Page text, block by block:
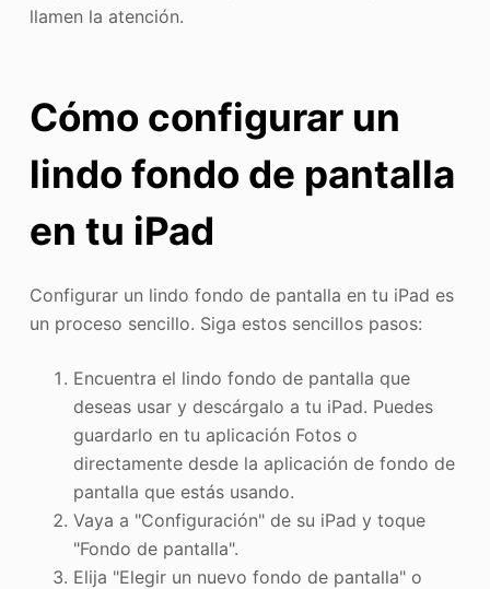
llamen la atención.
Cómo configurar un
lindo fondo de pantalla
en tu iPad
Configurar un lindo fondo de pantalla en tu iPad es
un proceso sencillo. Siga estos sencillos pasos:
Encuentra el lindo fondo de pantalla que
deseas usar y descárgalo a tu iPad. Puedes
guardarlo en tu aplicación Fotos o
directamente desde la aplicación de fondo de
pantalla que estás usando.
Vaya a "Configuración" de su iPad y toque
"Fondo de pantalla".
Elija "Elegir un nuevo fondo de pantalla" o